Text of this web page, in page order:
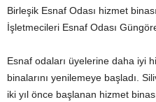
Birleşik Esnaf Odası hizmet
İşletmecileri Esnaf Odası
Esnaf odaları üyelerine daha iyi
binalarını yenilemeye başladı.
iki yıl önce başlanan hizmet